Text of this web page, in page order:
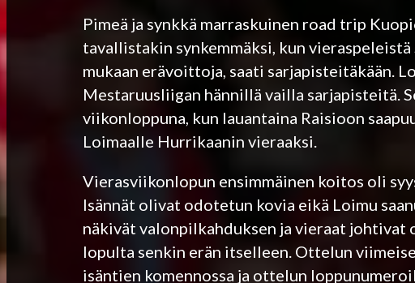
Pimeä ja synkkä marraskuinen road trip
tavallistakin synkemmäksi, kun
mukaan erävoittoja, saati sarjapisteitäkään.
Mestaruusliigan hännillä vailla sarjapisteitä.
viikonloppuna, kun lauantaina Raisioon
Loimaalle Hurrikaanin vieraaksi.
Vierasviikonlopun ensimmäinen koitos oli
Isännät olivat odotetun kovia eikä Loimu
näkivät valonpilkahduksen ja vieraat
lopulta senkin erän itselleen. Ottelun
isäntien komennossa ja ottelun